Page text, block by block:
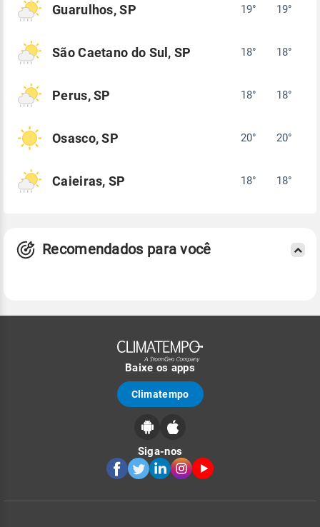
Guarulhos, SP 19° 19°
São Caetano do Sul, SP 18° 18°
Perus, SP 18° 18°
Osasco, SP 20° 20°
Caieiras, SP 18° 18°
Recomendados para você
Baixe os apps
Climatempo
Siga-nos